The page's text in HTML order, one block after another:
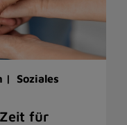
| Soziales
für